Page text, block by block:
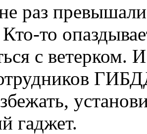
раз
то
с ветерком.
гаджет.